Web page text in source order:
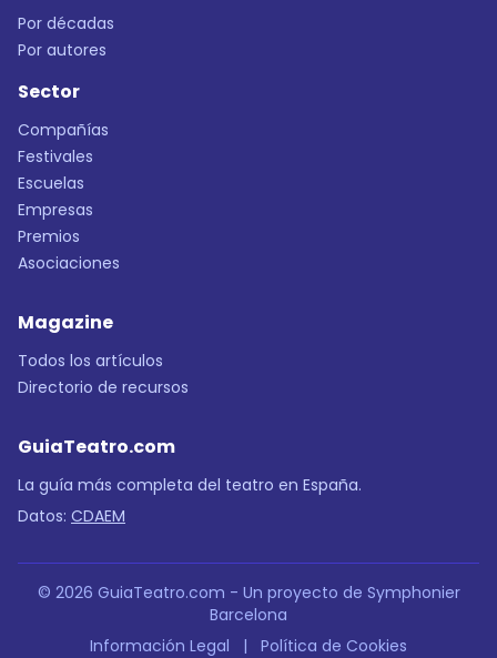
Por décadas
Por autores
Sector
Compañías
Festivales
Escuelas
Empresas
Premios
Asociaciones
Magazine
Todos los artículos
Directorio de recursos
GuiaTeatro.com
La guía más completa del teatro en España.
Datos: CDAEM
© 2026 GuiaTeatro.com - Un proyecto de Symphonier
Barcelona
Información Legal
| Política de Cookies